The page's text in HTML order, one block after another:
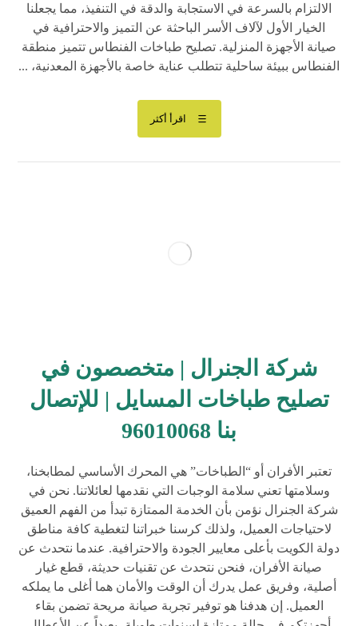
الالتزام بالسرعة في الاستجابة والدقة في التنفيذ، مما يجعلنا
الخيار الأول لآلاف الأسر الباحثة عن التميز والاحترافية في
صيانة الأجهزة المنزلية. تصليح طباخات الفنطاس تتميز منطقة
الفنطاس ببيئة ساحلية تتطلب عناية خاصة بالأجهزة المعدنية، ...
اقرأ أكثر
شركة الجنرال | متخصصون في
تصليح طباخات المسايل | للإتصال
بنا 96010068
تعتبر الأفران أو “الطباخات” هي المحرك الأساسي لمطابخنا،
وسلامتها تعني سلامة الوجبات التي نقدمها لعائلاتنا. نحن في
شركة الجنرال نؤمن بأن الخدمة الممتازة تبدأ من الفهم العميق
لاحتياجات العميل، ولذلك كرسنا خبراتنا لتغطية كافة مناطق
دولة الكويت بأعلى معايير الجودة والاحترافية. عندما نتحدث عن
صيانة الأفران، فنحن نتحدث عن تقنيات حديثة، قطع غيار
أصلية، وفريق عمل يدرك أن الوقت والأمان هما أغلى ما يملكه
العميل. إن هدفنا هو توفير تجربة صيانة مريحة تضمن بقاء